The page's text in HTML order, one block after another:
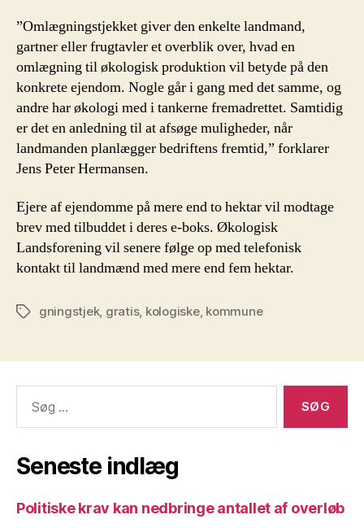
”Omlægningstjekket giver den enkelte landmand,
gartner eller frugtavler et overblik over, hvad en
omlægning til økologisk produktion vil betyde på den
konkrete ejendom. Nogle går i gang med det samme, og
andre har økologi med i tankerne fremadrettet. Samtidig
er det en anledning til at afsøge muligheder, når
landmanden planlægger bedriftens fremtid,” forklarer
Jens Peter Hermansen.
Ejere af ejendomme på mere end to hektar vil modtage
brev med tilbuddet i deres e-boks. Økologisk
Landsforening vil senere følge op med telefonisk
kontakt til landmænd med mere end fem hektar.
Tagsgningstjek, gratis, kologiske, kommune
efter:
Seneste indlæg
Politiske krav kan nedbringe antallet af overløb